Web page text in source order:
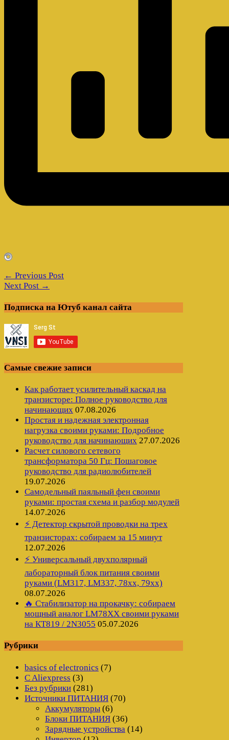
← Previous Post
Next Post →
Подписка на Ютуб канал сайта
Самые свежие записи
Как работает усилительный каскад на
транзисторе: Полное руководство для
начинающих 07.08.2026
Простая и надежная электронная
нагрузка своими руками: Подробное
руководство для начинающих 27.07.2026
Расчет силового сетевого
трансформатора 50 Гц: Пошаговое
руководство для радиолюбителей
19.07.2026
Самодельный паяльный фен своими
руками: простая схема и разбор модулей
14.07.2026
⚡ Детектор скрытой проводки на трех
транзисторах: собираем за 15 минут
12.07.2026
⚡ Универсальный двухполярный
лабораторный блок питания своими
руками (LM317, LM337, 78xx, 79xx)
08.07.2026
🔥 Стабилизатор на прокачку: собираем
мощный аналог LM78XX своими руками
на КТ819 / 2N3055 05.07.2026
Рубрики
basics of electronics (7)
C Aliexpress (3)
Без рубрики (281)
Источники ПИТАНИЯ (70)
Аккумуляторы (6)
Блоки ПИТАНИЯ (36)
Зарядные устройства (14)